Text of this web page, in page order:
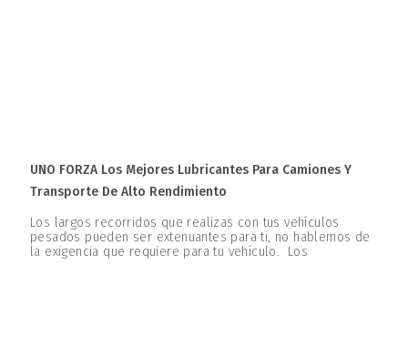
UNO FORZA Los Mejores Lubricantes Para Camiones Y
Transporte De Alto Rendimiento
Los largos recorridos que realizas con tus vehículos
pesados pueden ser extenuantes para ti, no hablemos de
la exigencia que requiere para tu vehículo. Los